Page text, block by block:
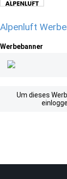
Alpenluft
Werbebanner
Um dieses